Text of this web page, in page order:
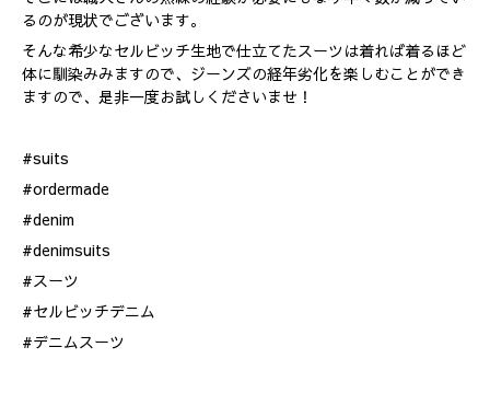
るのが現状でございます。
そんな希少なセルビッチ生地で仕立てたスーツは着れば着るほど
体に馴染みみますので、ジーンズの経年劣化を楽しむことができ
ますので、是非一度お試しくださいませ！
#suits
#ordermade
#denim
#denimsuits
#スーツ
#セルビッチデニム
#デニムスーツ